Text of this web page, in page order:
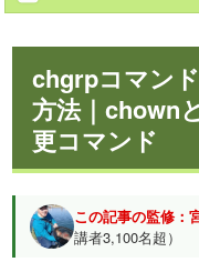
chgrpコマン
方法｜chown
更コマンド
この記事の監修：
講者3,100名超）